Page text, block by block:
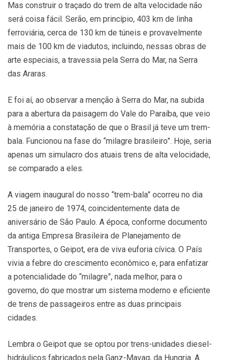
Mas construir o traçado do trem de alta velocidade não
será coisa fácil. Serão, em princípio, 403 km de linha
ferroviária, cerca de 130 km de túneis e provavelmente
mais de 100 km de viadutos, incluindo, nessas obras de
arte especiais, a travessia pela Serra do Mar, na Serra
das Araras.
E foi aí, ao observar a menção à Serra do Mar, na subida
para a abertura da paisagem do Vale do Paraíba, que veio
à memória a constatação de que o Brasil já teve um trem-
bala. Funcionou na fase do “milagre brasileiro”. Hoje, seria
apenas um simulacro dos atuais trens de alta velocidade,
se comparado a eles.
A viagem inaugural do nosso “trem-bala” ocorreu no dia
25 de janeiro de 1974, coincidentemente data de
aniversário de São Paulo. A época, conforme documento
da antiga Empresa Brasileira de Planejamento de
Transportes, o Geipot, era de viva euforia cívica. O País
vivia a febre do crescimento econômico e, para enfatizar
a potencialidade do “milagre”, nada melhor, para o
governo, do que mostrar um sistema moderno e eficiente
de trens de passageiros entre as duas principais
cidades.
Lembra o Geipot que se optou por trens-unidades diesel-
hidráulicos fabricados pela Ganz-Mavag, da Hungria. A